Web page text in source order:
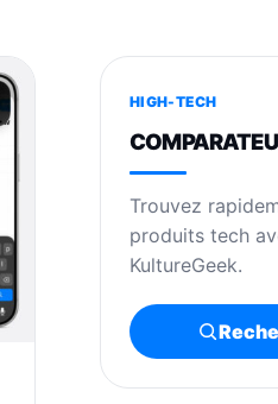
HIGH-TECH
Trouvez
produits tech
KultureGeek.